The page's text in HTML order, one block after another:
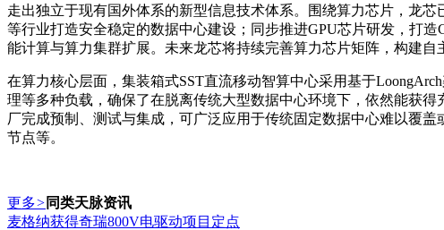
走出独立于现有国外体系的新型信息技术体系。围绕算力芯片，龙
等行业打造安全稳定的数据中心建设；同步推进GPU芯片研发，打
能计算与算力集群扩展。未来龙芯将持续完善算力芯片矩阵，构建
在算力核心层面，集装箱式SST直流移动智算中心采用基于
理等多种负载，确保了在脱离传统大型数据中心环境下，依然能获
厂完成预制、测试与集成，可广泛应用于传统固定数据中心难以覆
节点等。
更多> 同类天脉资讯
麦格纳获得奇瑞800V电驱动项目定点